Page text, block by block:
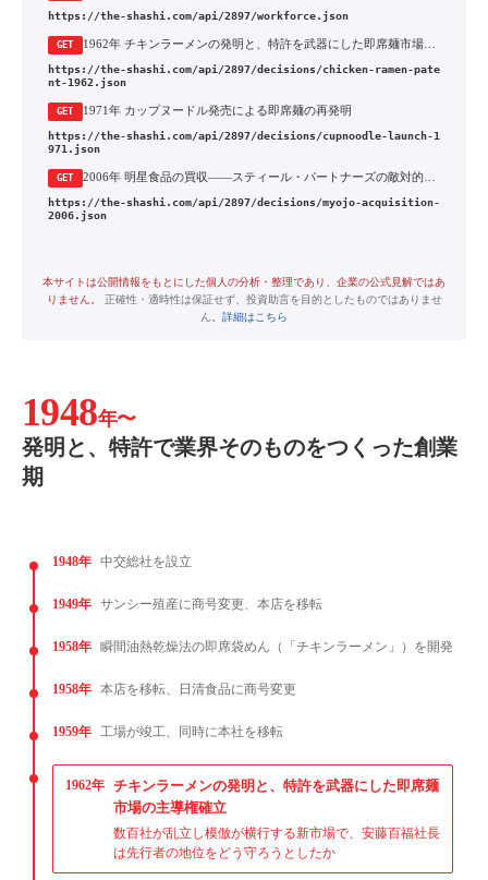
https://the-shashi.com/api/2897/workforce.json
GET 1962年 チキンラーメンの発明と、特許を武器にした即席麺市場の主導権確立
https://the-shashi.com/api/2897/decisions/chicken-ramen-pate
nt-1962.json
GET 1971年 カップヌードル発売による即席麺の再発明
https://the-shashi.com/api/2897/decisions/cupnoodle-launch-1
971.json
GET
https://the-shashi.com/api/2897/decisions/myojo-acquisition-
2006.json
本サイトは公開情報をもとにした個人の分析・整理であり、企業の公式見解ではあ
りません。
正確性・適時性は保証せず、投資助言を目的としたものではありませ
ん。 詳細はこちら
1948年〜
発明と、特許で業界そのものをつくった創業
期
1948年 中交総社を設立
1949年 サンシー殖産に商号変更、本店を移転
1958年 瞬間油熱乾燥法の即席袋めん（「チキンラーメン」）を開発
1958年 本店を移転、日清食品に商号変更
1959年 工場が竣工、同時に本社を移転
1962年 チキンラーメンの発明と、特許を武器にした即席麺
市場の主導権確立
数百社が乱立し模倣が横行する新市場で、安藤百福社長
は先行者の地位をどう守ろうとしたか